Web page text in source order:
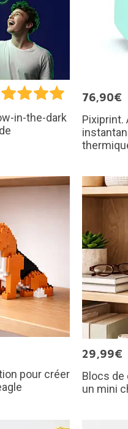
in-the-dark
76,90€
Pixiprint.
pour créer
29,99€
Blocs
un mini